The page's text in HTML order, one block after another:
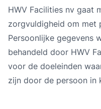
HWV Facilities nv gaat
zorgvuldigheid om met
Persoonlijke gegevens
behandeld door HWV
voor de doeleinden
zijn door de persoon in